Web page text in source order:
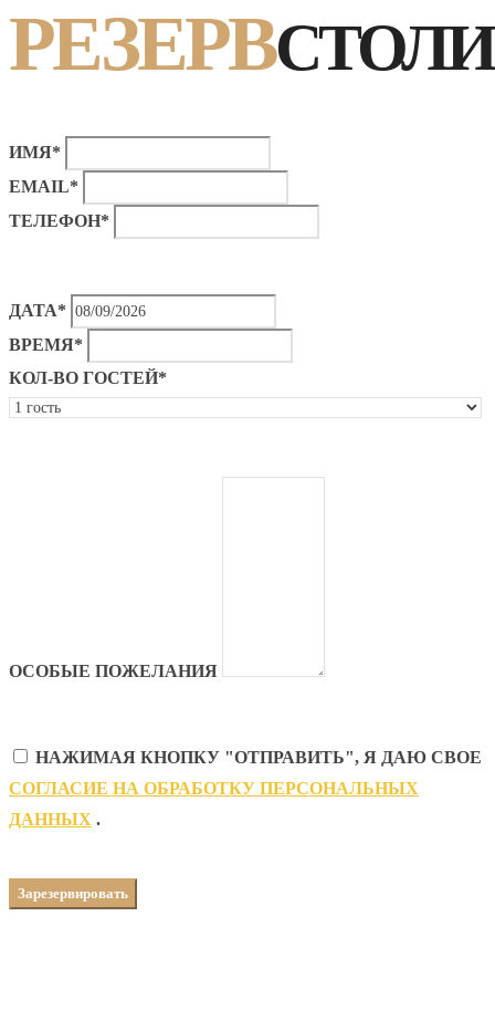
РЕЗЕРВ
ИМЯ*
EMAIL*
ТЕЛЕФОН*
ДАТА*
ВРЕМЯ*
КОЛ-ВО ГОСТЕЙ*
ОСОБЫЕ ПОЖЕЛАНИЯ
НАЖИМАЯ КНОПКУ "ОТПРАВИТЬ", Я ДАЮ СВОЕ
CОГЛАСИЕ НА ОБРАБОТКУ ПЕРСОНАЛЬНЫХ
ДАННЫХ .